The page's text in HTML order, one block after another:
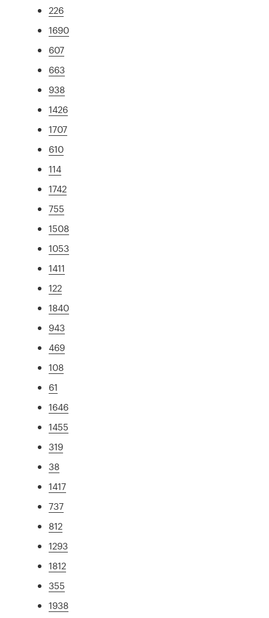
226
1690
607
663
938
1426
1707
610
114
1742
755
1508
1053
1411
122
1840
943
469
108
61
1646
1455
319
38
1417
737
812
1293
1812
355
1938